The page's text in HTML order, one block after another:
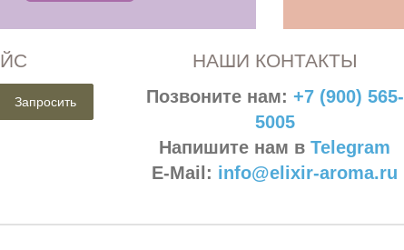
Запросить
НАШИ КОНТАКТЫ
Позвоните нам: +7 (900) 565-
5005
Напишите нам вTelegram
E-Mail: info@elixir-aroma.ru